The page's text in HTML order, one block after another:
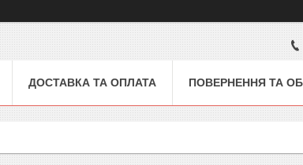
ДОСТАВКА ТА ОПЛАТА ПОВЕРНЕННЯ ТА